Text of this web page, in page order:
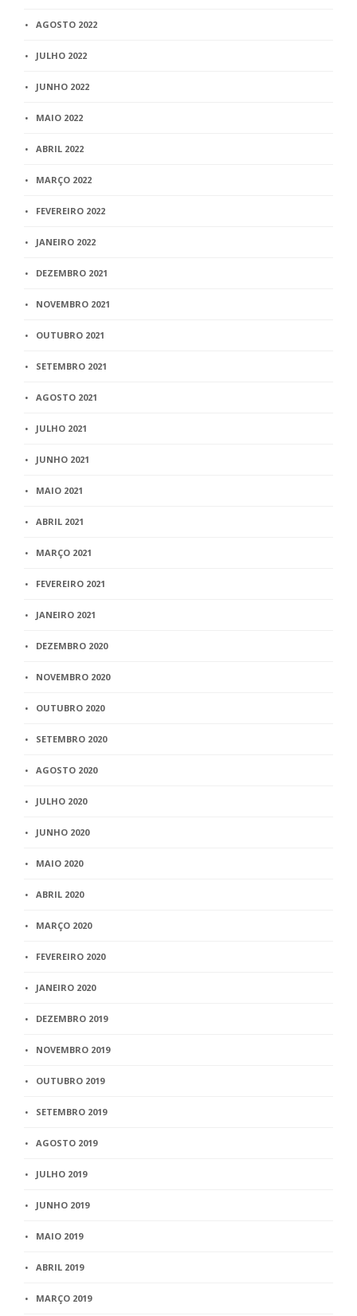
AGOSTO 2022
JULHO 2022
JUNHO 2022
MAIO 2022
ABRIL 2022
MARÇO 2022
FEVEREIRO 2022
JANEIRO 2022
DEZEMBRO 2021
NOVEMBRO 2021
OUTUBRO 2021
SETEMBRO 2021
AGOSTO 2021
JULHO 2021
JUNHO 2021
MAIO 2021
ABRIL 2021
MARÇO 2021
FEVEREIRO 2021
JANEIRO 2021
DEZEMBRO 2020
NOVEMBRO 2020
OUTUBRO 2020
SETEMBRO 2020
AGOSTO 2020
JULHO 2020
JUNHO 2020
MAIO 2020
ABRIL 2020
MARÇO 2020
FEVEREIRO 2020
JANEIRO 2020
DEZEMBRO 2019
NOVEMBRO 2019
OUTUBRO 2019
SETEMBRO 2019
AGOSTO 2019
JULHO 2019
JUNHO 2019
MAIO 2019
ABRIL 2019
MARÇO 2019